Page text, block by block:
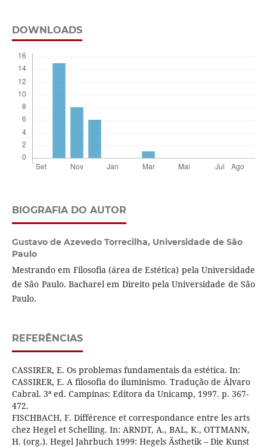
DOWNLOADS
BIOGRAFIA DO AUTOR
Gustavo de Azevedo Torrecilha, Universidade de São
Paulo
Mestrando em Filosofia (área de Estética) pela Universidade
de São Paulo. Bacharel em Direito pela Universidade de São
Paulo.
REFERÊNCIAS
CASSIRER, E. Os problemas fundamentais da estética. In:
CASSIRER, E. A filosofia do iluminismo. Tradução de Álvaro
Cabral. 3ª ed. Campinas: Editora da Unicamp, 1997. p. 367-
472.
FISCHBACH, F. Différence et correspondance entre les arts
chez Hegel et Schelling. In: ARNDT, A., BAL, K., OTTMANN,
H. (org.). Hegel Jahrbuch 1999: Hegels Ästhetik – Die Kunst